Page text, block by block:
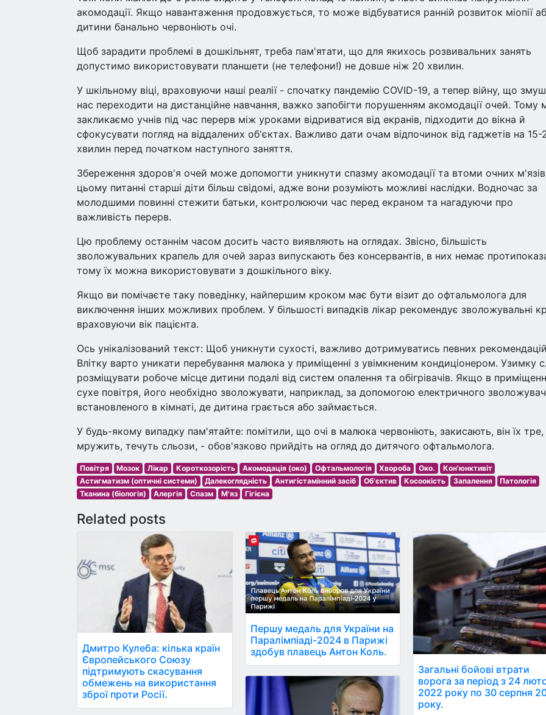
акомодації. Якщо навантаження продовжується, то може відбуватися ранній розвиток міопії
дитини банально червоніють очі.
Щоб зарадити проблемі в дошкільнят, треба пам'ятати, що для якихось розвивальних занять
допустимо використовувати планшети (не телефони!) не довше ніж 20 хвилин.
У шкільному віці, враховуючи наші реалії - спочатку пандемію COVID-19, а тепер війну, що
нас переходити на дистанційне навчання, важко запобігти порушенням акомодації очей. Тому
закликаємо учнів під час перерв між уроками відриватися від екранів, підходити до вікна й
сфокусувати погляд на віддалених об'єктах. Важливо дати очам відпочинок від гаджетів на 15-
хвилин перед початком наступного заняття.
Збереження здоров'я очей може допомогти уникнути спазму акомодації та втоми очних
цьому питанні старші діти більш свідомі, адже вони розуміють можливі наслідки. Водночас за
молодшими повинні стежити батьки, контролюючи час перед екраном та нагадуючи про
важливість перерв.
Цю проблему останнім часом досить часто виявляють на оглядах. Звісно, більшість
зволожувальних крапель для очей зараз випускають без консервантів, в них немає
тому їх можна використовувати з дошкільного віку.
Якщо ви помічаєте таку поведінку, найпершим кроком має бути візит до офтальмолога для
виключення інших можливих проблем. У більшості випадків лікар рекомендує зволожувальні
враховуючи вік пацієнта.
Ось унікалізований текст: Щоб уникнути сухості, важливо дотримуватись певних
Влітку варто уникати перебування малюка у приміщенні з увімкненим кондиціонером. Узимку
розміщувати робоче місце дитини подалі від систем опалення та обігрівачів. Якщо в
сухе повітря, його необхідно зволожувати, наприклад, за допомогою електричного
встановленого в кімнаті, де дитина грається або займається.
У будь-якому випадку пам'ятайте: помітили, що очі в малюка червоніють, закисають, він їх тре,
мружить, течуть сльози, - обов'язково прийдіть на огляд до дитячого офтальмолога.
Повітря Мозок Лікар Короткозорість Акомодація (око) Офтальмологія Хвороба Око.
Кон'юнктивіт
Астигматизм (оптичні системи)
Далекоглядність Антигістамінний засіб Об'єктив Косоокість Запалення
Патологія
Тканина (біологія)
Алергія Спазм М'яз Гігієна
Related posts
Дмитро Кулеба: кілька країн
Європейського Союзу
підтримують скасування
обмежень на використання
зброї проти Росії.
Першу медаль для України на
Паралімпіаді-2024 в Парижі
здобув плавець Антон Коль.
Загальні бойові втрати
ворога за період з 24
2022 року по 30 серпня
року.